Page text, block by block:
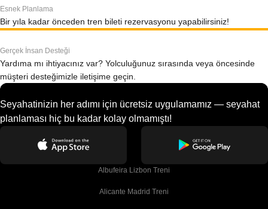
Esnek Planlama
Bir yıla kadar önceden tren bileti rezervasyonu yapabilirsiniz!
Gerçek İnsan Desteği
Yardıma mı ihtiyacınız var? Yolculuğunuz sırasında veya öncesinde
müşteri desteğimizle iletişime geçin.
Seyahatinizin her adımı için ücretsiz uygulamamız — seyahat
planlaması hiç bu kadar kolay olmamıştı!
Albufeira Lizbon Treni
Alicante Madrid Treni